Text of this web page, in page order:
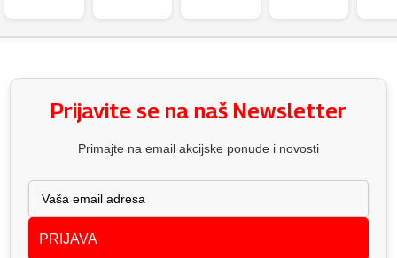
Prijavite se na naš Newsletter
Primajte na email akcijske ponude i novosti
PRIJAVA